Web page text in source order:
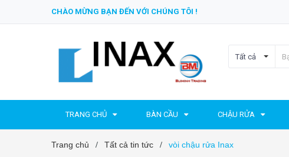
CHÀO MỪNG BẠN ĐẾN VỚI CHÚNG TÔI !
Tất cả
TRANG CHỦ BÀN CẦU CHẬU RỬA
Trang chủ / Tất cả tin tức / vòi chậu rửa Inax